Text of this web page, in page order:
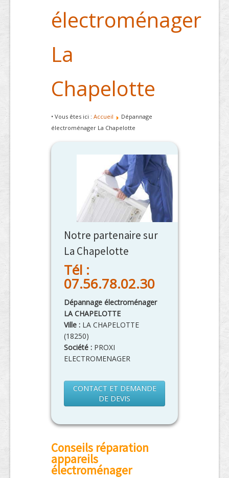
électroménager
La
Chapelotte
• Vous êtes ici : Accueil
Dépannage
électroménager La Chapelotte
Notre partenaire sur
La Chapelotte
Tél :
07.56.78.02.30
Dépannage électroménager
LA CHAPELOTTE
Ville : LA CHAPELOTTE
(18250)
Société : PROXI
ELECTROMENAGER
CONTACT ET DEMANDE
DE DEVIS
Conseils réparation
appareils
électroménager